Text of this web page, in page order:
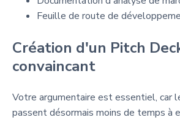
Feuille de route de
Création d'un Pitch
convaincant
Votre argumentaire est essentiel, car
passent désormais moins de temps à